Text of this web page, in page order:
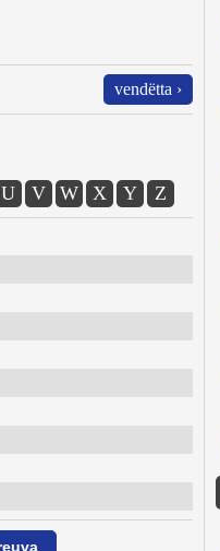
vendëtta ›
U V W X Y Z